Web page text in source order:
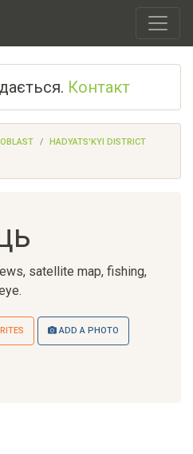
Контакт
HADYATS'KYI DISTRICT
satellite map, fishing,
ADD A PHOTO